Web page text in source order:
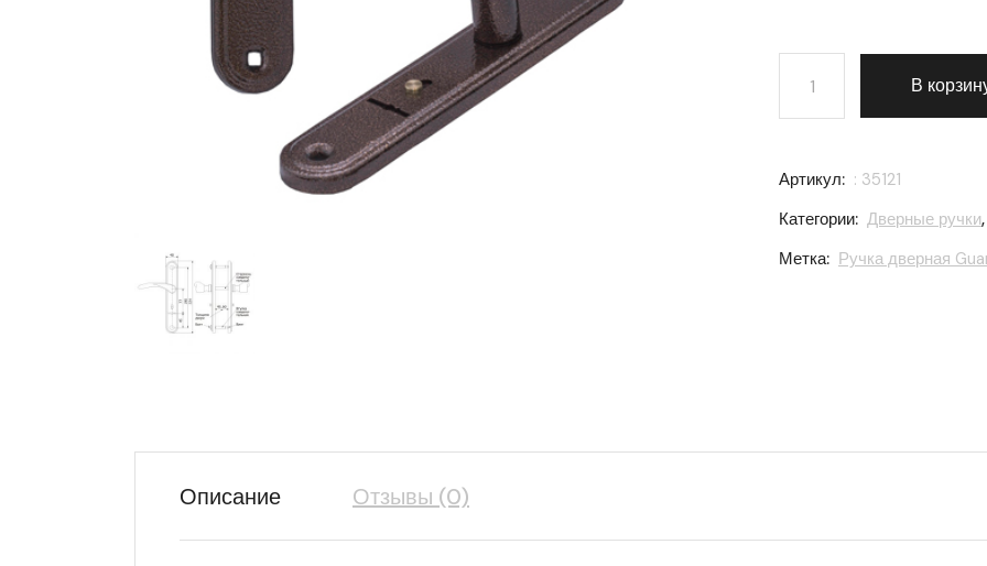
Количество товара
В
Артикул: : 35121
Категории: Дверные ручки,
Метка: Ручка дверная
Описание Отзывы (0)